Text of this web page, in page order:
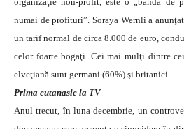
numai de profituri”. Soraya Wernli a
un tarif normal de circa 8.000 de euro,
celor foarte bogaţi. Cei mai mulţi dintre
elveţiană sunt germani (60%) şi britanici.
Prima eutanasie la TV
Anul trecut, în luna decembrie, un